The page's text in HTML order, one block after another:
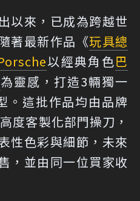
以來，已成為跨越世
著最新作品《玩具總
以經典角色巴
為靈感，打造3輛獨一
。這批作品均由品牌
客製化部門操刀，
性色彩與細節，未來
，並由同一位買家收